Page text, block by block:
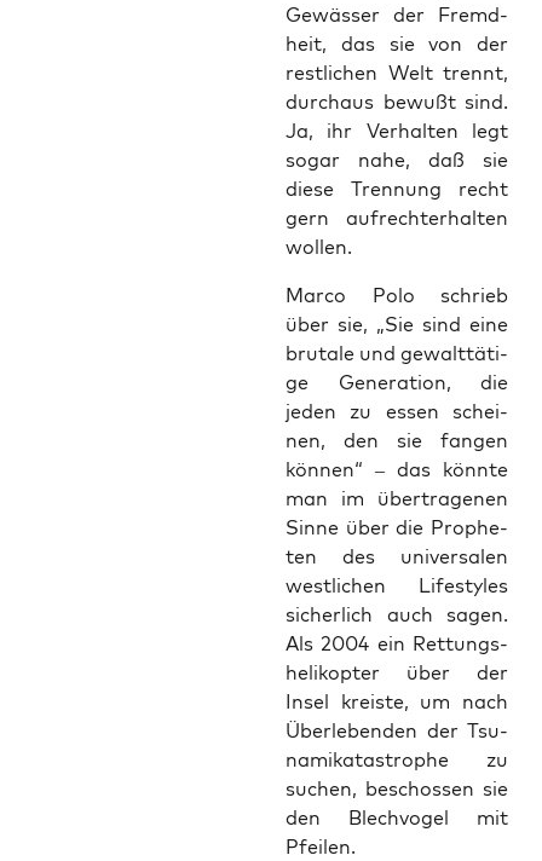
Gewäs­ser der Fremd­
heit, das sie von der
rest­li­chen Welt trennt,
durch­aus bewußt sind.
Ja, ihr Ver­hal­ten legt
sogar nahe, daß sie
die­se Tren­nung recht
gern auf­recht­erhal­ten
wollen.
Mar­co Polo schrieb
über sie, „Sie sind eine
bru­ta­le und gewalt­tä­ti­
ge Gene­ra­ti­on, die
jeden zu essen schei­
nen, den sie fan­gen
kön­nen“ – das könn­te
man im über­tra­ge­nen
Sin­ne über die Pro­phe­
ten des uni­ver­sa­len
west­li­chen Life­styl­es
sicher­lich auch sagen.
Als 2004 ein Ret­tungs­
he­li­ko­pter über der
Insel kreis­te, um nach
Über­le­ben­den der Tsu­
na­mi­ka­ta­stro­phe zu
suchen, beschos­sen sie
den Blech­vo­gel mit
Pfeilen.